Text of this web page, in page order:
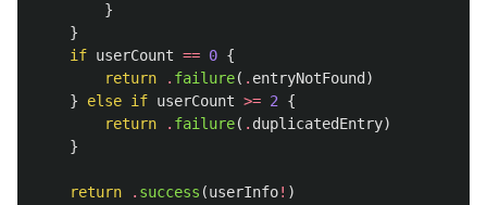
}
}
if userCount == 0 {
return
. failure( . entryNotFound )
}
else if userCount >= 2
{
return
. failure( . duplicatedEntry)
}
return . success (userInfo! )